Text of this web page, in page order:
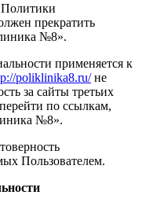
Политики
прекратить
№8».
применяется к
poliklinika8.ru/не
за сайты третьих
по ссылкам,
№8».
Пользователем.